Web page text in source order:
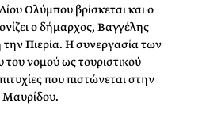
Ολύμπου βρίσκεται και ο
ο δήμαρχος, Βαγγέλης
την Πιερία. Η συνεργασία των
νομού ως τουριστικού
που πιστώνεται στην
Μαυρίδου.